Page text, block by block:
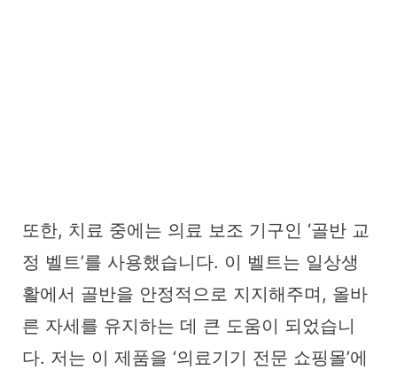
또한, 치료 중에는 의료 보조 기구인 ‘골반 교
정 벨트’를 사용했습니다. 이 벨트는 일상생
활에서 골반을 안정적으로 지지해주며, 올바
른 자세를 유지하는 데 큰 도움이 되었습니
다. 저는 이 제품을 ‘의료기기 전문 쇼핑몰’에